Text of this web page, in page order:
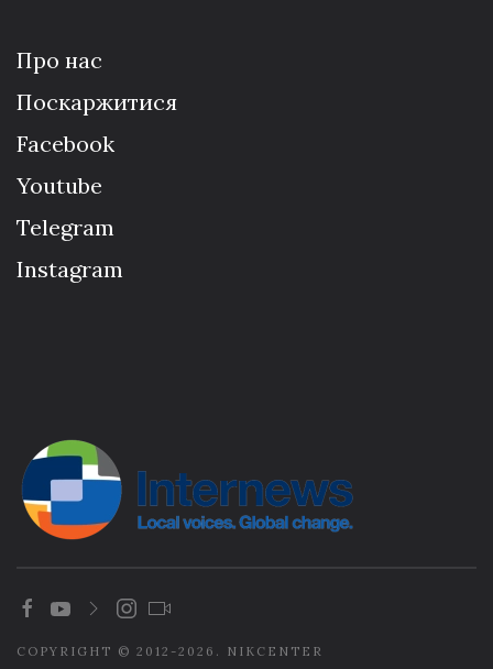
Про нас
Поскаржитися
Facebook
Youtube
Telegram
Instagram
COPYRIGHT © 2012-2026. NIKCENTER